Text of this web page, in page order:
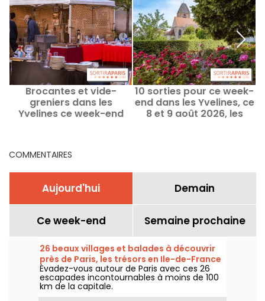
Brocantes et vide-
greniers dans les
Yvelines ce week-end
10 sorties pour ce week-
end dans les Yvelines, ce
8 et 9 août 2026, les
COMMENTAIRES
Aujourd'hui Demain
Ce week-end Semaine prochaine
26 beaux villages et balades à découvrir
près de Paris, les trésors en Ile-de-France
Évadez-vous autour de Paris avec ces 26
escapades incontournables à moins de 100
km de la capitale.